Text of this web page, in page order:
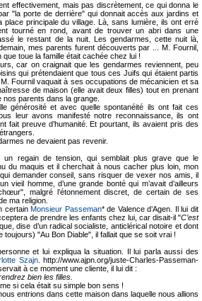
effectivement, mais pas discrètement, ce qui donna le
"la porte de derrière" qui donnait accès aux jardins et
principale du village. Là, sans lumière, ils ont erré
tourné en rond, avant de trouver un abri dans une
le restant de la nuit. Les gendarmes, cette nuit là,
mes parents furent découverts par ... M. Fournil,
toue la famille était cachée chez lui !
car on craignait que les gendarmes reviennent, peu
qui prétendaient que tous ces Juifs qui étaient partis
Fournil vaquait à ses occupations de mécanicien et sa
de maison (elle avait deux filles) tout en prenant
nos parents dans la grange.
générosité et avec quelle spontanéité ils ont fait ces
leur avons manifesté notre reconnaissance, ils ont
fait preuve d’humanité. Et pourtant, ils avaient pris des
ne devaient pas revenir.
regain de tension, qui semblait plus grave que le
du maquis et il cherchait à nous cacher plus loin, mon
demander conseil, sans risquer de vexer nos amis, il
vieil homme, d’une grande bonté qui m’avait d’ailleurs
malgré l’étonnement discret, de certain de ses
ma religion.
certain Monsieur Passeman* de Valence d’Agen. Il lui dit
de prendre les enfants chez lui, car disait-il "C’est
dise d’un radical socialiste, anticlérical notoire et dont
toujours) "Au Bon Diable", il fallait que se soit vrai !
et lui expliqua la situation. Il lui parla aussi des
Szajn. http://www.ajpn.org/juste-Charles-Passeman-
à ce moment une cliente, il lui dit :
bien les filles.
si cela était su simple bon sens !
entrions dans cette maison dans laquelle nous allions